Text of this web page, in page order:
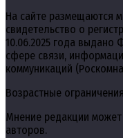
На сайте размещаются
свидетельство о
10.06.2025 года выдано
сфере связи,
коммуникаций
Возрастные
Мнение редакции может
авторов.